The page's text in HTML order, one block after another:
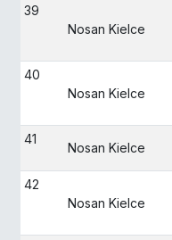
39
Nosan Kielce
40
Nosan Kielce
41
Nosan Kielce
42
Nosan Kielce